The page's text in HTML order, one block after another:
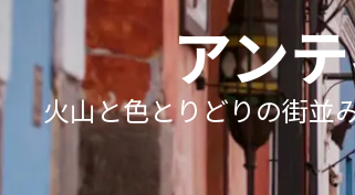
オンラインスペイン語コース
大学・長期プログラム
50歳以上向けプログラム
スペイン語認定
専門コース
マルベーラ・エルビリア
マルベーラ中心部
サラマンカ
バレンシアビーチ
リーダーシッププログラム
私たちのチームに参加する
よくある質問
スペイン語レベルテスト
ブログ
アン
火山と色とりどりの街並